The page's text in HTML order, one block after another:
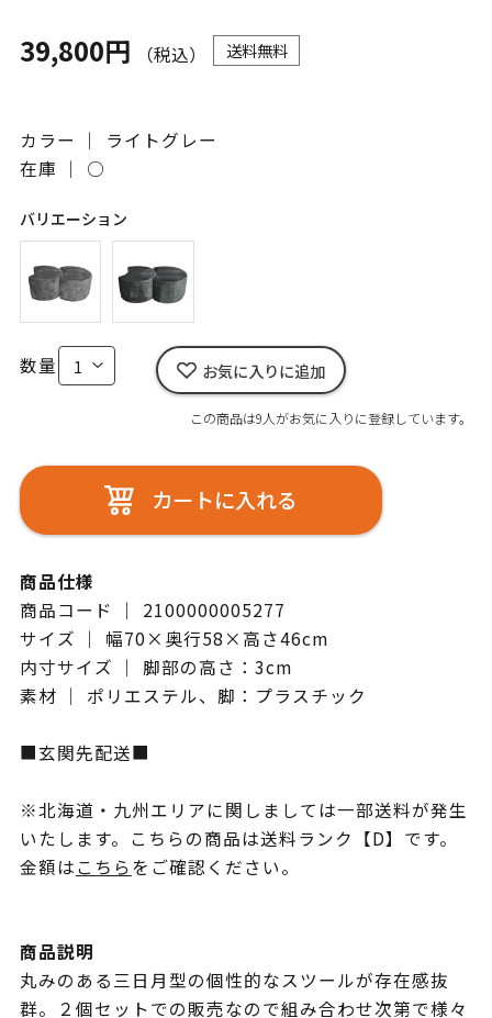
39,800円 （税込） 送料無料
カラー ｜ ライトグレー
在庫 ｜ ○
バリエーション
数量 お気に入りに追加
この商品は9人がお気に入りに登録しています。
カートに入れる
商品仕様
商品コード ｜ 2100000005277
サイズ ｜ 幅70×奥行58×高さ46cm
内寸サイズ ｜ 脚部の高さ：3cm
素材 ｜ ポリエステル、脚：プラスチック
■玄関先配送■
※北海道・九州エリアに関しましては一部送料が発生
いたします。こちらの商品は送料ランク【D】です。
金額はこちらをご確認ください。
商品説明
丸みのある三日月型の個性的なスツールが存在感抜
群。２個セットでの販売なので組み合わせ次第で様々